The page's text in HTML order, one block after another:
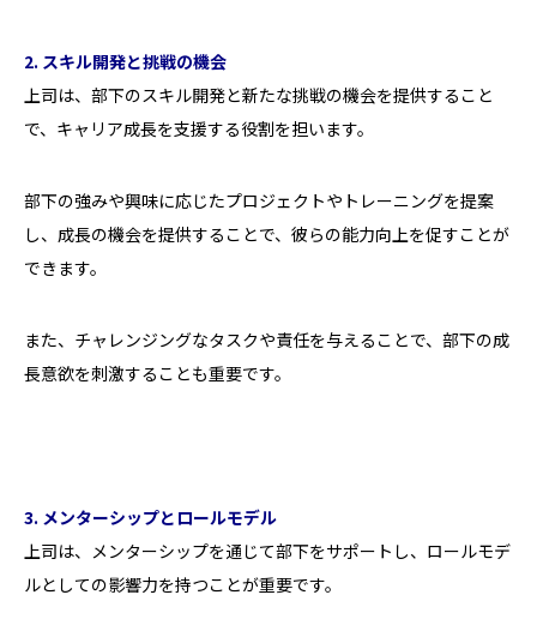
2. スキル開発と挑戦の機会
上司は、部下のスキル開発と新たな挑戦の機会を提供すること
で、キャリア成長を支援する役割を担います。
部下の強みや興味に応じたプロジェクトやトレーニングを提案
し、成長の機会を提供することで、彼らの能力向上を促すことが
できます。
また、チャレンジングなタスクや責任を与えることで、部下の成
長意欲を刺激することも重要です。
3. メンターシップとロールモデル
上司は、メンターシップを通じて部下をサポートし、ロールモデ
ルとしての影響力を持つことが重要です。